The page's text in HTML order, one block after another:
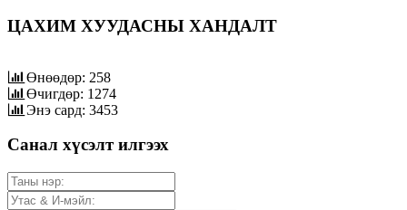
ЦАХИМ ХУУДАСНЫ ХАНДАЛТ
Өнөөдөр: 258
Өчигдөр: 1274
Энэ сард: 3453
Санал хүсэлт илгээх